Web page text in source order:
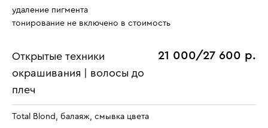
удаление пигмента
тонирование не включено в стоимость
Открытые техники
окрашивания | волосы до
плеч
21 000/27 600 р.
Total Blond, балаяж, смывка цвета